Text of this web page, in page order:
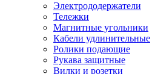
Электрододержатели
Тележки
Магнитные угольники
Кабели удлинительные
Ролики подающие
Рукава защитные
Вилки и розетки